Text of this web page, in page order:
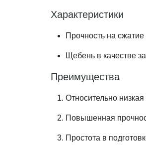
Характеристики
Прочность на
Щебень в качестве
Преимущества
Относительно
Повышенная
Простота в